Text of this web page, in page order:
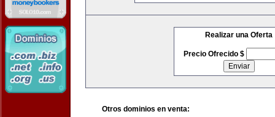
Realizar una Oferta
Precio Ofrecido $
Otros dominios en venta: